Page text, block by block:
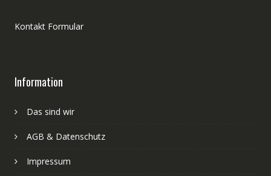
Kontakt Formular
Information
Das sind wir
AGB & Datenschutz
Impressum